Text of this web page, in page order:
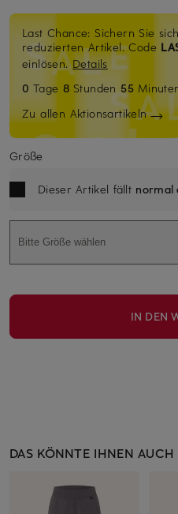
Last Chance: Sichern Sie
reduzierten Artikel. Code
einlösen.Details
0 Tage8 Stunden 55
Zu allen Aktionsartikeln
Größe
Dieser Artikel fällt normal
Bitte Größe wählen
IN DEN
DAS KÖNNTE IHNEN AUCH